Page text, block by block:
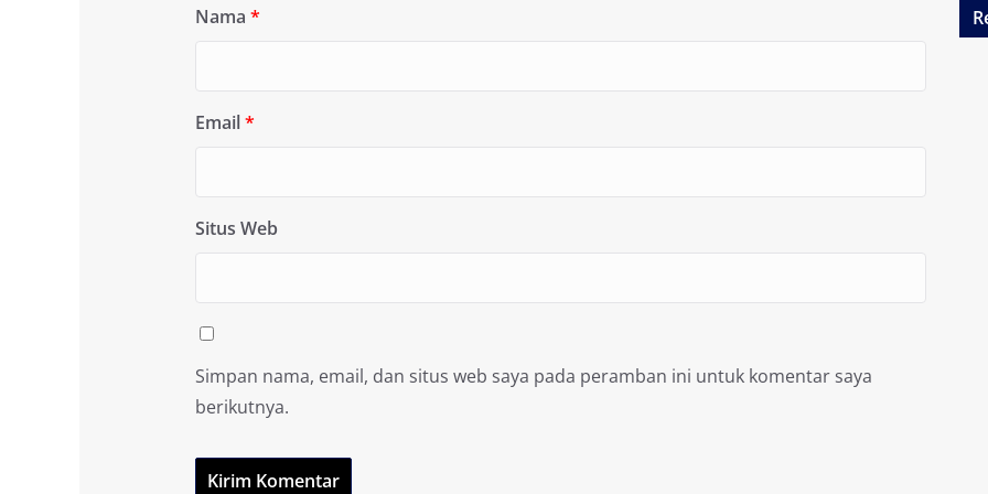
Nama *
Email*
Situs Web
Simpan nama, email, dan situs web saya pada peramban ini untuk komentar saya
berikutnya.